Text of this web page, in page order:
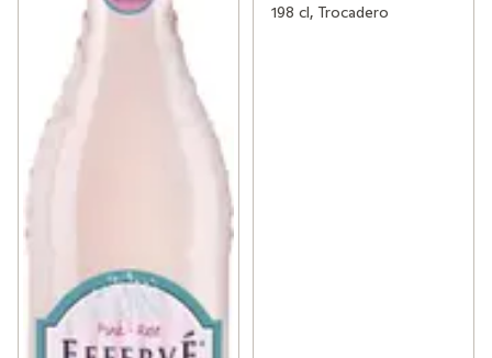
198 cl, Trocadero